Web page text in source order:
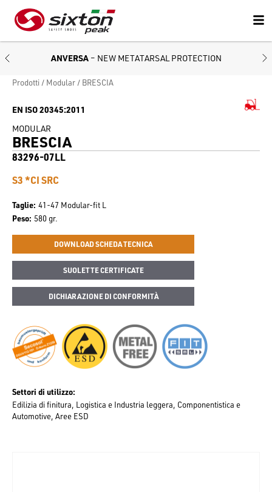
ANVERSA – NEW METATARSAL PROTECTION
Prodotti Modular BRESCIA
EN ISO 20345:2011
MODULAR
BRESCIA
83296-07LL
S3 *CI SRC
Taglie 41-47 Modular-fit L
Peso 580 gr.
DOWNLOAD SCHEDA TECNICA
SUOLETTE CERTIFICATE
DICHIARAZIONE DI CONFORMITÀ
Settori di utilizzo
Edilizia di finitura Logistica e Industria leggera Componentistica e
Automotive Aree ESD